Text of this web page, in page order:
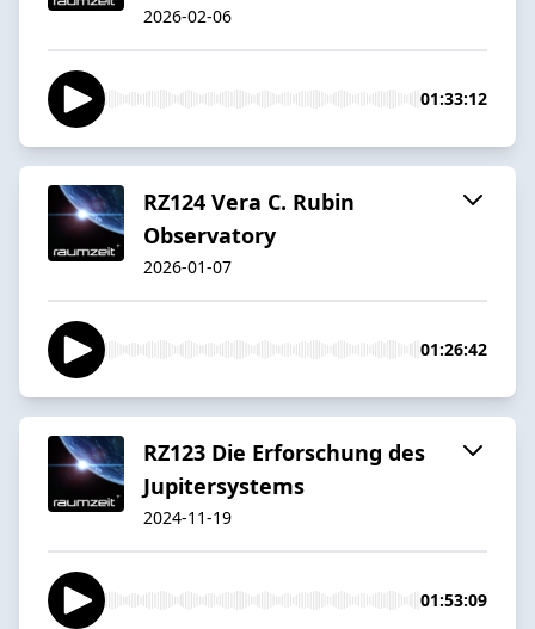
2026-02-06
01:33:12
RZ124 Vera C. Rubin
Observatory
2026-01-07
01:26:42
RZ123 Die Erforschung des
Jupitersystems
2024-11-19
01:53:09